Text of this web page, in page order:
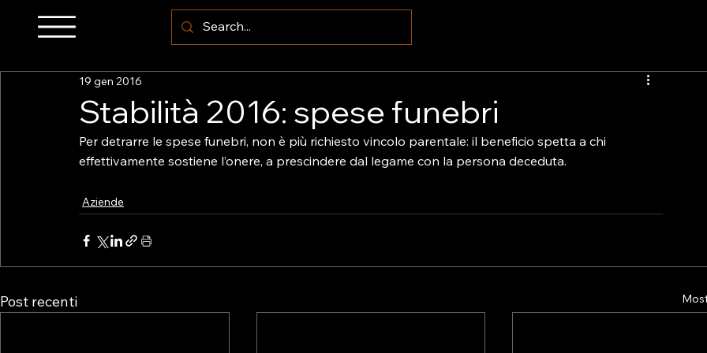
Stabilità 2016: spese funebri
19 gen 2016
Per detrarre le spese funebri, non è più richiesto vincolo parentale: il beneficio spetta a chi
effettivamente sostiene l’onere, a prescindere dal legame con la persona deceduta.
Aziende
Post recenti